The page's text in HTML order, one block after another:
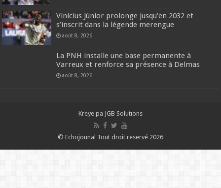
Vinícius Júnior prolonge jusqu’en 2032 et
s’inscrit dans la légende merengue
août 8, 2026
La PNH installe une base permanente à
Varreux et renforce sa présence à Delmas
août 8, 2026
Kreye pa JGB Solutions
© Echojounal Tout droit reservé 2026